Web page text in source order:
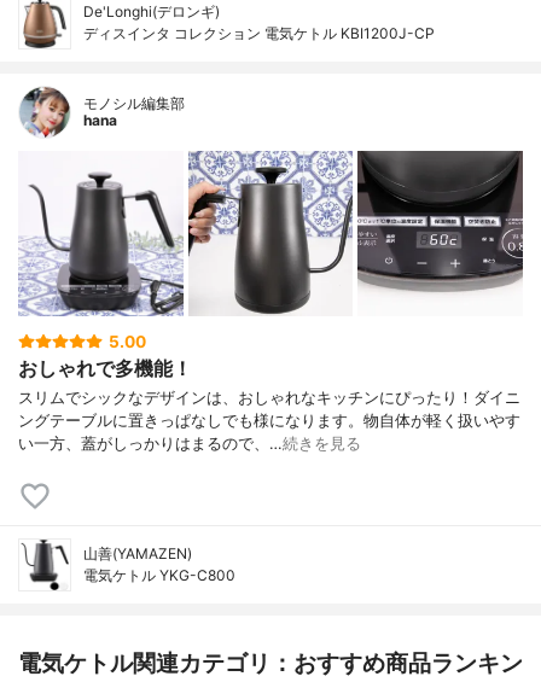
De'Longhi(デロンギ)
ディスインタ コレクション 電気ケトル KBI1200J-CP
モノシル編集部
hana
5.00
おしゃれで多機能！
スリムでシックなデザインは、おしゃれなキッチンにぴったり！ダイニ
ングテーブルに置きっぱなしでも様になります。物自体が軽く扱いやす
い一方、蓋がしっかりはまるので、…続きを見る
山善(YAMAZEN)
電気ケトル YKG-C800
電気ケトル関連カテゴリ：おすすめ商品ランキン